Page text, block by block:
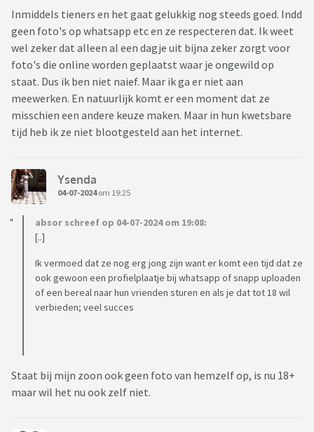
Inmiddels tieners en het gaat gelukkig nog steeds goed. Indd
geen foto's op whatsapp etc en ze respecteren dat. Ik weet
wel zeker dat alleen al een dagje uit bijna zeker zorgt voor
foto's die online worden geplaatst waar je ongewild op
staat. Dus ik ben niet naief. Maar ik ga er niet aan
meewerken. En natuurlijk komt er een moment dat ze
misschien een andere keuze maken. Maar in hun kwetsbare
tijd heb ik ze niet blootgesteld aan het internet.
Ysenda
04-07-2024om 19:25
absor schreef op 04-07-2024 om 19:08:
[..]
Ik vermoed dat ze nog erg jong zijn want er komt een tijd dat ze
ook gewoon een profielplaatje bij whatsapp of snapp uploaden
of een bereal naar hun vrienden sturen en als je dat tot 18 wil
verbieden; veel succes
Staat bij mijn zoon ook geen foto van hemzelf op, is nu 18+
maar wil het nu ook zelf niet.